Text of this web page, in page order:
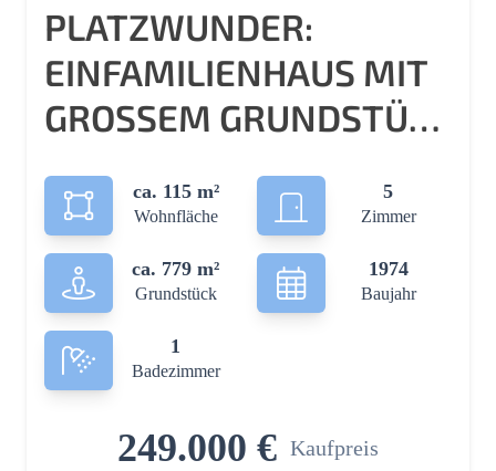
PLATZWUNDER:
EINFAMILIENHAUS MIT
GROSSEM GRUNDSTÜCK U
ARAGE!
ca. 115 m²
Wohnfläche
5
Zimmer
ca. 779 m²
Grundstück
1974
Baujahr
1
Badezimmer
249.000 € Kaufpreis